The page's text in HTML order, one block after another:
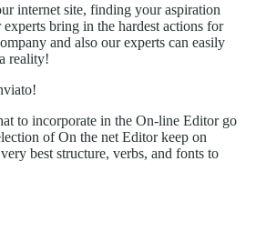
internet site, finding your aspiration
bring in the hardest actions for
and also our experts can easily
reality!
to incorporate in the On-line Editor go
of On the net Editor keep on
best structure, verbs, and fonts to